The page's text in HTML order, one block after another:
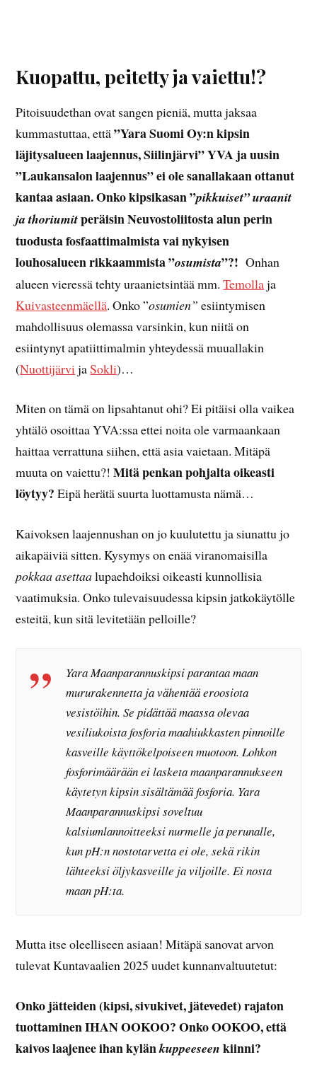
Kuopattu, peitetty ja vaiettu!?
Pitoisuudethan ovat sangen pieniä, mutta jaksaa
kummastuttaa, että”Yara Suomi Oy:n kipsin
läjitysalueen laajennus, Siilinjärvi” YVA ja uusin
”Laukansalon laajennus” ei ole sanallakaan ottanut
kantaa asiaan. Onko kipsikasan ”pikkuiset” uraanit
ja thoriumitperäisin Neuvostoliitosta alun perin
tuodusta fosfaattimalmista vai nykyisen
louhosalueen rikkaammista ”osumista”?!Onhan
alueen vieressä tehty uraanietsintää mm.Temollaja
Kuivasteenmäellä. Onko ”osumien” esiintymisen
mahdollisuus olemassa varsinkin, kun niitä on
esiintynyt apatiittimalmin yhteydessä muuallakin
(Nuottijärvi jaSokli)…
Miten on tämä on lipsahtanut ohi? Ei pitäisi olla vaikea
yhtälö osoittaa YVA:ssa ettei noita ole varmaankaan
haittaa verrattuna siihen, että asia vaietaan. Mitäpä
muuta on vaiettu?!Mitä penkan pohjalta oikeasti
löytyy?Eipä herätä suurta luottamusta nämä…
Kaivoksen laajennushan on jo kuulutettu ja siunattu jo
aikapäiviä sitten. Kysymys on enää viranomaisilla
pokkaa asettaalupaehdoiksi oikeasti kunnollisia
vaatimuksia. Onko tulevaisuudessa kipsin jatkokäytölle
esteitä, kun sitä levitetään pelloille?
Yara Maanparannuskipsi parantaa maan
mururakennetta ja vähentää eroosiota
vesistöihin. Se pidättää maassa olevaa
vesiliukoista fosforia maahiukkasten pinnoille
kasveille käyttökelpoiseen muotoon. Lohkon
fosforimäärään ei lasketa maanparannukseen
käytetyn kipsin sisältämää fosforia. Yara
Maanparannuskipsi soveltuu
kalsiumlannoitteeksi nurmelle ja perunalle,
kun pH:n nostotarvetta ei ole, sekä rikin
lähteeksi öljykasveille ja viljoille. Ei nosta
maan pH:ta.
Mutta itse oleelliseen asiaan! Mitäpä sanovat arvon
tulevat Kuntavaalien 2025 uudet kunnanvaltuutetut:
Onko jätteiden (kipsi, sivukivet, jätevedet) rajaton
tuottaminen IHAN OOKOO? Onko OOKOO, että
kaivos laajenee ihan kylänkuppeeseenkiinni?